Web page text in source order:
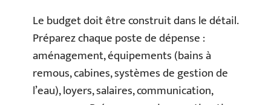
Le budget doit être construit dans le détail.
Préparez chaque poste de dépense :
aménagement, équipements (bains à
remous, cabines, systèmes de gestion de
l’eau), loyers, salaires, communication,